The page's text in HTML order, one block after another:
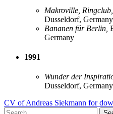
Makroville, Ringclub,
Dusseldorf, Germany
Bananen für Berlin,
Germany
1991
Wunder der
Dusseldorf, Germany
CV of Andreas Siekmann for